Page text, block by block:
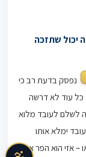
יכול שתזכה
נפסק בדעת רב כי
כל עוד לא דרשה
לשלם לעובד מלוא
ימלא אותו
– אזי הוא הפר את